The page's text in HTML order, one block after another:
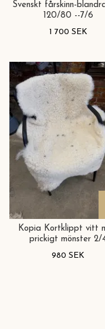
Svenskt fårskinn-
120/80 --7/6
1 700 SEK
Kopia Kortklippt vitt
prickigt mönster 2/
980 SEK